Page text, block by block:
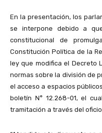
En la presentación, los
se interpone debido a
constitucional de
Constitución Política de la
ley que modifica el Decreto
normas sobre la división de
el acceso a espacios
boletín N° 12.268-01, el
tramitación a través del oficio